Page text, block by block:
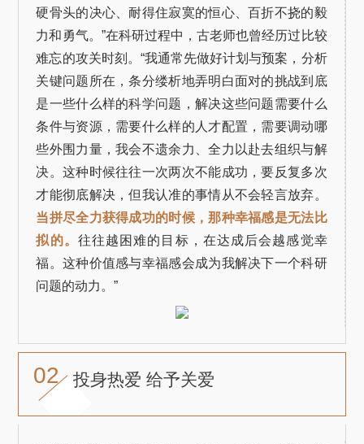
硬骨头的决心、耐得住寂寞的恒心、百折不挠的毅
力和勇气。”在科研过程中，古老师也曾经历过比较
难忘的攻关时刻。“我通常先做好计划与预案，分析
关键问题所在，条分缕析地弄明白面对的挑战到底
是一些什么样的科学问题，解决这些问题需要什么
条件与资源，需要什么样的人才配置，需要调动哪
些外围力量，我会不遗余力、全力以赴去组织与解
决。这种时候往往一次两次不能成功，要反复多次
才能彻底解决，但我认准的事情从不会轻言放弃。
当拼尽全力获得成功的时候，那种幸福感是无法比
拟的。 往往越困难的目标，在达成后会越感觉幸
福。这种价值感与幸福感会成为我解决下一个科研
问题的动力。”
02 投身热爱 给予关爱